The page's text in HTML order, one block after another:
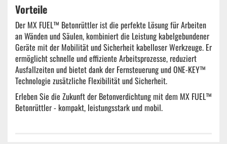
Vorteile
Der MX FUEL™ Betonrüttler ist die perfekte Lösung für Arbeiten
an Wänden und Säulen, kombiniert die Leistung kabelgebundener
Geräte mit der Mobilität und Sicherheit kabelloser Werkzeuge. Er
ermöglicht schnelle und effiziente Arbeitsprozesse, reduziert
Ausfallzeiten und bietet dank der Fernsteuerung und ONE-KEY™
Technologie zusätzliche Flexibilität und Sicherheit.
Erleben Sie die Zukunft der Betonverdichtung mit dem MX FUEL™
Betonrüttler - kompakt, leistungsstark und mobil.